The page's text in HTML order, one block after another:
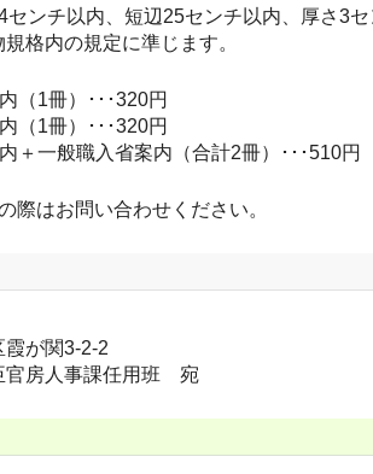
センチ以内、短辺25センチ以内、厚さ3
格内の規定に準じます。
（1冊）･･･320円
（1冊）･･･320円
＋一般職入省案内（合計2冊）･･･510円
際はお問い合わせください。
が関3-2-2
官房人事課任用班 宛